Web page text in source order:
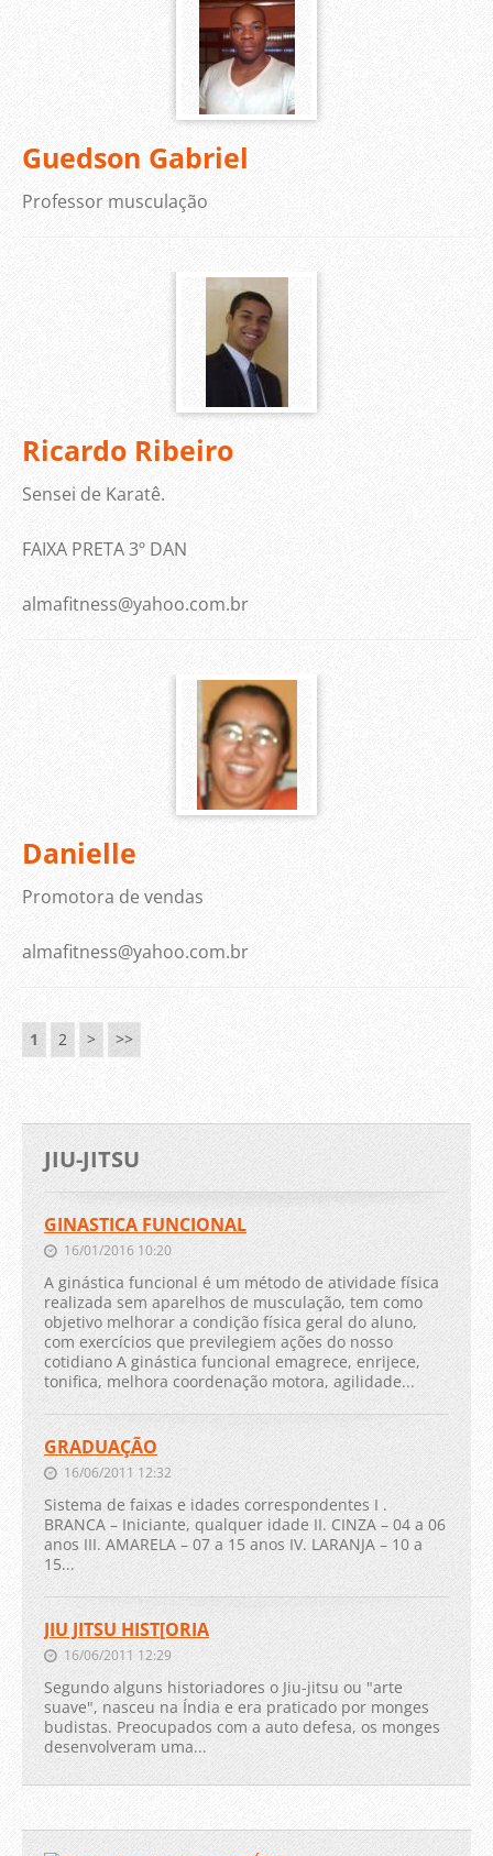
Guedson Gabriel
Professor musculação
Ricardo Ribeiro
Sensei de Karatê.
FAIXA PRETA 3º DAN
almafitness@yahoo.com.br
Danielle
Promotora de vendas
almafitness@yahoo.com.br
1 2 > >>
JIU-JITSU
GINASTICA FUNCIONAL
16/01/2016 10:20
A ginástica funcional é um método de atividade física
realizada sem aparelhos de musculação, tem como
objetivo melhorar a condição física geral do aluno,
com exercícios que previlegiem ações do nosso
cotidiano A ginástica funcional emagrece, enrijece,
tonifica, melhora coordenação motora, agilidade...
GRADUAÇÃO
16/06/2011 12:32
Sistema de faixas e idades correspondentes I .
BRANCA – Iniciante, qualquer idade II. CINZA – 04 a 06
anos III. AMARELA – 07 a 15 anos IV. LARANJA – 10 a
15...
JIU JITSU HIST[ORIA
16/06/2011 12:29
Segundo alguns historiadores o Jiu-jitsu ou "arte
suave", nasceu na Índia e era praticado por monges
budistas. Preocupados com a auto defesa, os monges
desenvolveram uma...